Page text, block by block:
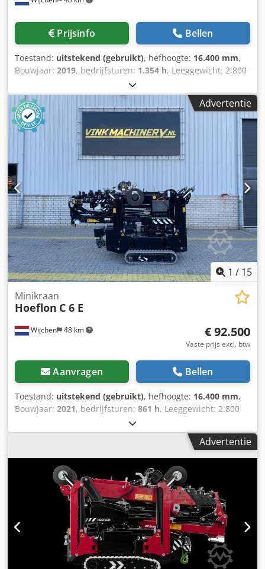
Prijsinfo Bellen
Toestand: uitstekend (gebruikt), hefhoogte: 16.400 mm,
Bouwjaar: 2019, bedrijfsturen: 1.354 h, Leeggewicht: 2.800
kg Hefcapaciteit: 3.150 kg Afmetingen laadruimte: 315 x 75
x 195 cm CE-markering: ja Dodpfxoy T E S Eo Aqijck
Technische staat: zeer goed Optische staat: zeer goed
Leveringsvoorwaarden: EXW Land van productie: NL Neem
contact op met Vink Machinery voor meer informatie. =
Overige opties en toebehoren = - Onderwagens =
Opmerkingen = Hoeflon C6 * Bouwjaar 2019 * 1.354
bedrijfsuren * Diesel (Yanmar) en 230 Volt aandrijving *
Volle uitrusting * Werkhoogte: 16,4 m * Horizontaal bereik:
14,4 m * Hefvermogen: 3.150 kg * Eigen gewicht: 2.800 kg *
Afstandsbediening * Scharnierende steunpoten * Inclusief
documentatie
Advertentie
1 / 15
Wijchen 48 km
Minikraan
Hoeflon C 6 E
€ 92.500
Vaste prijs excl. btw
Aanvragen Bellen
Toestand: uitstekend (gebruikt), hefhoogte: 16.400 mm,
Bouwjaar: 2021, bedrijfsturen: 861 h, Leeggewicht: 2.800
kg Laadcapaciteit: 3.150 kg Afmetingen laadruimte: 315 x
75 x 195 cm CE-markering: ja Technische staat: zeer goed
Optische staat: zeer goed Leveringsvoorwaarden: EXW
Productieland: NL Neem contact op met Vink Machinery
voor meer informatie. = Verdere opties en accessoires = -
Onderstel = Opmerkingen = Hoeflon C6e * Bouwjaar 2021 *
861 draaiuren * Lithiumaandrijving * Afstandsbediening *
Volledige uitrusting * Werkhoogte: 16,4 m * Horizontaal
bereik: 14,4 m * Draagvermogen: 3.150 kg Dedpjzk D Auofx
Aqijck * Uitgerust met scharnierende steunpoten *
Leeggewicht: 2.800 kg
Advertentie